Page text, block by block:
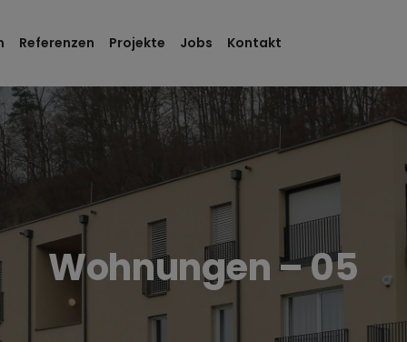
Referenzen Projekte Jobs Kontakt
Wohnungen – 05